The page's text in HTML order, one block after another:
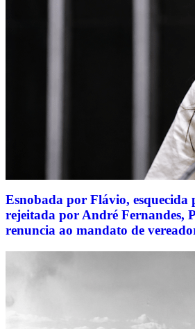
Esnobada por Flávio, esquecida
rejeitada por André Fernandes,
renuncia ao mandato de